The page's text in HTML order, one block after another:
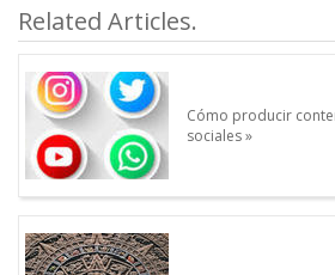
Other articles written by this Author.
Related Articles.
Cómo producir
sociales